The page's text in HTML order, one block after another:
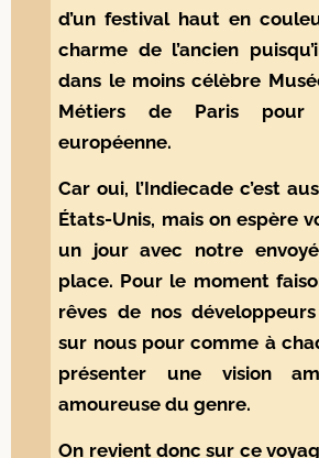
d’un festival haut en
charme de l’ancien
dans le moins célèbre
Métiers de Paris pour
européenne.
Car oui, l’Indiecade c’est
États-Unis, mais on espère
un jour avec notre
place. Pour le moment
rêves de nos
sur nous pour comme à
présenter une vision
amoureuse du genre.
On revient donc sur ce